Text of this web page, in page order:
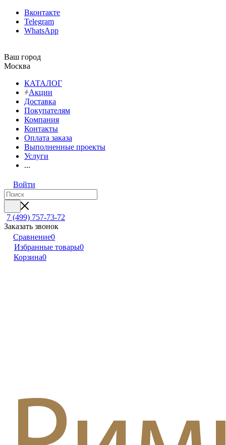
Вконтакте
Telegram
WhatsApp
Ваш город
Москва
КАТАЛОГ
Акции
Доставка
Покупателям
Компания
Контакты
Оплата заказа
Выполненные проекты
Услуги
...
Войти
7 (499) 757-73-72
Заказать звонок
Сравнение0
Избранные товары0
Корзина0